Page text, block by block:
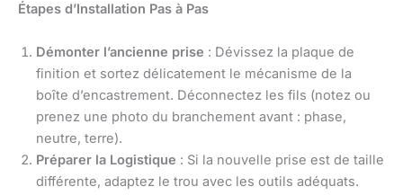
Étapes d’Installation Pas à Pas
Démonter l’ancienne prise : Dévissez la plaque de
finition et sortez délicatement le mécanisme de la
boîte d’encastrement. Déconnectez les fils (notez ou
prenez une photo du branchement avant : phase,
neutre, terre).
Préparer la Logistique : Si la nouvelle prise est de taille
différente, adaptez le trou avec les outils adéquats.